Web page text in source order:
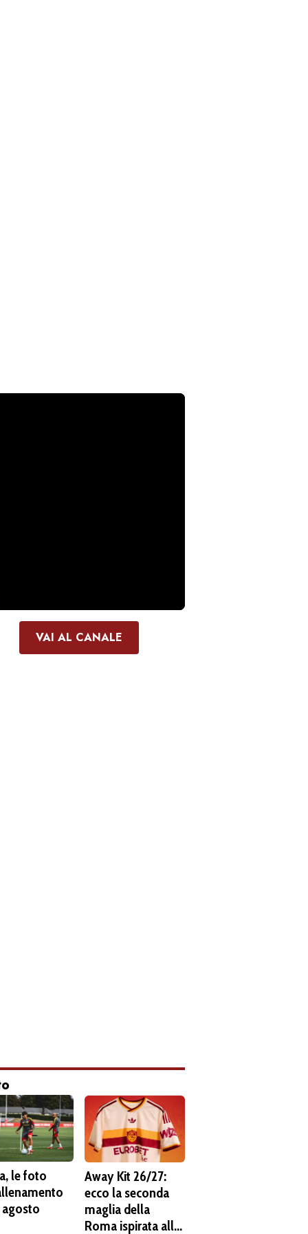
VAI AL CANALE
le foto
Away Kit 26/27:
ecco la seconda
maglia della
Roma ispirata alla